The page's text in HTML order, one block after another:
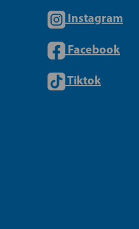
Instagram
Facebook
Tiktok